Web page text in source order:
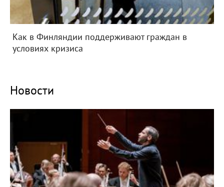
Как в Финляндии поддерживают граждан в
условиях кризиса
Новости